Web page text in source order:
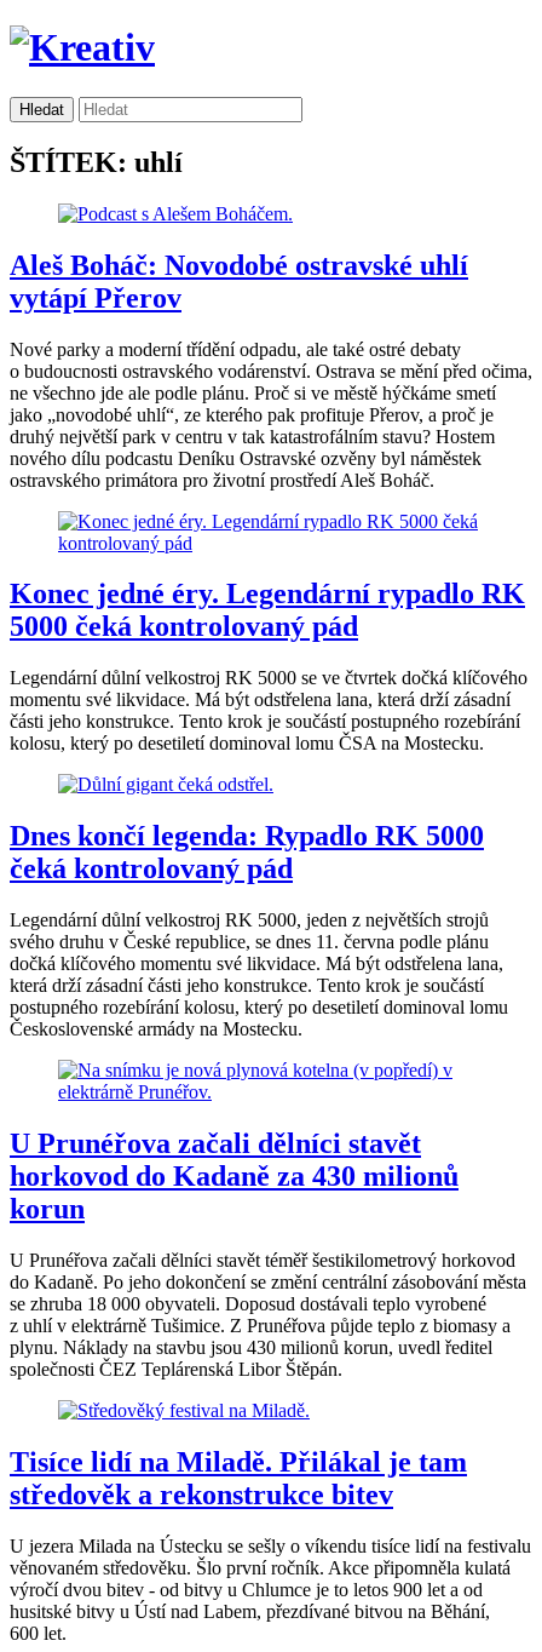
ŠTÍTEK: uhlí
Aleš Boháč: Novodobé ostravské uhlí
vytápí Přerov
Nové parky a moderní třídění odpadu, ale také ostré debaty
o budoucnosti ostravského vodárenství. Ostrava se mění před očima,
ne všechno jde ale podle plánu. Proč si ve městě hýčkáme smetí
jako „novodobé uhlí“, ze kterého pak profituje Přerov, a proč je
druhý největší park v centru v tak katastrofálním stavu? Hostem
nového dílu podcastu Deníku Ostravské ozvěny byl náměstek
ostravského primátora pro životní prostředí Aleš Boháč.
Konec jedné éry. Legendární rypadlo RK
5000 čeká kontrolovaný pád
Legendární důlní velkostroj RK 5000 se ve čtvrtek dočká klíčového
momentu své likvidace. Má být odstřelena lana, která drží zásadní
části jeho konstrukce. Tento krok je součástí postupného rozebírání
kolosu, který po desetiletí dominoval lomu ČSA na Mostecku.
Dnes končí legenda: Rypadlo RK 5000
čeká kontrolovaný pád
Legendární důlní velkostroj RK 5000, jeden z největších strojů
svého druhu v České republice, se dnes 11. června podle plánu
dočká klíčového momentu své likvidace. Má být odstřelena lana,
která drží zásadní části jeho konstrukce. Tento krok je součástí
postupného rozebírání kolosu, který po desetiletí dominoval lomu
Československé armády na Mostecku.
U Prunéřova začali dělníci stavět
horkovod do Kadaně za 430 milionů
korun
U Prunéřova začali dělníci stavět téměř šestikilometrový horkovod
do Kadaně. Po jeho dokončení se změní centrální zásobování města
se zhruba 18 000 obyvateli. Doposud dostávali teplo vyrobené
z uhlí v elektrárně Tušimice. Z Prunéřova půjde teplo z biomasy a
plynu. Náklady na stavbu jsou 430 milionů korun, uvedl ředitel
společnosti ČEZ Teplárenská Libor Štěpán.
Tisíce lidí na Miladě. Přilákal je tam
středověk a rekonstrukce bitev
U jezera Milada na Ústecku se sešly o víkendu tisíce lidí na festivalu
věnovaném středověku. Šlo první ročník. Akce připomněla kulatá
výročí dvou bitev - od bitvy u Chlumce je to letos 900 let a od
husitské bitvy u Ústí nad Labem, přezdívané bitvou na Běhání,
600 let.